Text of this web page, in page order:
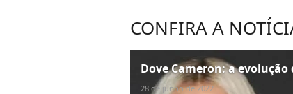
CONFIRA A
Dove Cameron: a
28 de junho de 2022